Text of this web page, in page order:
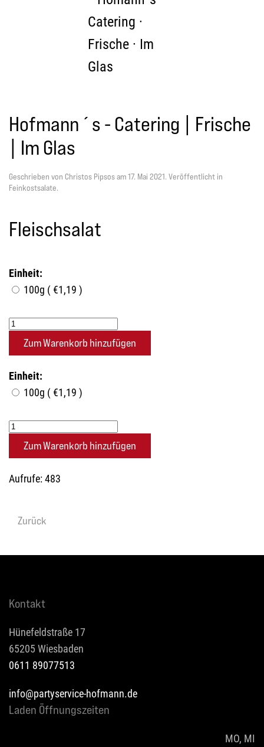
Zum Hauptinhalt springen
Hofmann´s - Catering | Frische
| Im Glas
Geschrieben von Christos Pipsos am17. Mai 2021. Veröffentlicht in
Feinkostsalate.
Fleischsalat
Einheit:
100g ( €1,19 )
Einheit:
100g ( €1,19 )
Aufrufe: 483
Zurück
Kontakt
Hünefeldstraße 17
65205 Wiesbaden
0611 89077513
info@partyservice-hofmann.de
Laden Öffnungszeiten
MO, MI